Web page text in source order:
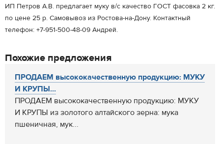
ИП Петров А.В. предлагает муку в/с качество ГОСТ фасовка 2 кг.
по цене 25 р. Самовывоз из Ростова-на-Дону. Контактный
телефон: +7-951-500-48-09 Андрей.
Похожие предложения
ПРОДАЕМ высококачественную продукцию: МУКУ
И КРУПЫ...
ПРОДАЕМ высококачественную продукцию: МУКУ
И КРУПЫ из золотого алтайского зерна: мука
пшеничная, мук...